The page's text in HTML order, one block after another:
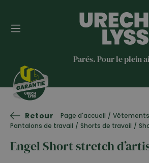
Parés. Pour le plein
Retour Page d'accueil /
Pantalons de travail / Shorts de travail /
Engel Short stretch